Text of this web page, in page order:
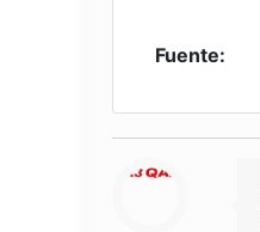
Fuente: